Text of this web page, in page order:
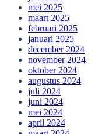
mei 2025
maart 2025
februari 2025
januari 2025
december 2024
november 2024
oktober 2024
augustus 2024
juli 2024
juni 2024
mei 2024
april 2024